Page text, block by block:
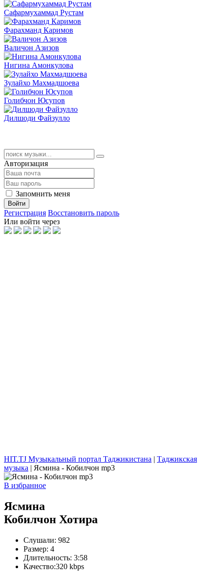
Сафармухаммад Рустам
Фарахманд Каримов
Валичон Азизов
Нигина Амонкулова
Зулайхо Махмадшоева
Голибчон Юсупов
Дилшоди Файзулло
Авторизация
Запомнить меня
Войти
Регистрация Восстановить пароль
Или войти через
HIT.TJ Музыкальный портал Таджикистана | Таджикская
музыка | Ясмина - Кобилчон mp3
В избранное
Ясмина
Кобилчон Хотира
Слушали: 982
Размер: 4
Длительность: 3:58
Качество:320 kbps